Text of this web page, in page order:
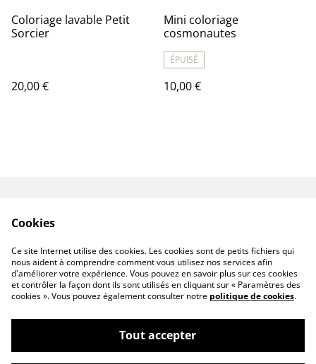
Coloriage lavable Petit
Sorcier
20,00 €
Mini coloriage
cosmonautes
ÉPUISÉ
10,00 €
Conditions générales
de vente
confidentialité
Politique de cookies
©2026Senséa Nature
Cookies
Ce site Internet utilise des cookies. Les cookies sont de petits fichiers qui
nous aident à comprendre comment vous utilisez nos services afin
d'améliorer votre expérience. Vous pouvez en savoir plus sur ces cookies
et contrôler la façon dont ils sont utilisés en cliquant sur « Paramètres des
cookies ». Vous pouvez également consulter notre politique de cookies.
Tout accepter